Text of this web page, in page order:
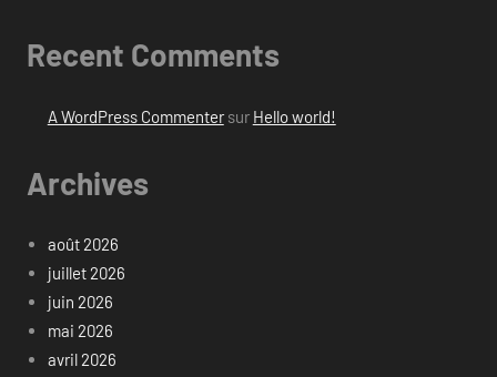
Recent Comments
A WordPress Commentersur Hello world!
Archives
août 2026
juillet 2026
juin 2026
mai 2026
avril 2026